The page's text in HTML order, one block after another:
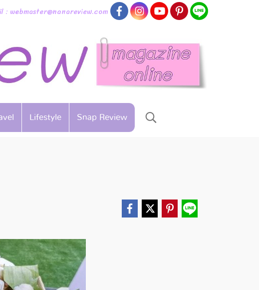
: webmaster@nanareview.com
Lifestyle Snap Review